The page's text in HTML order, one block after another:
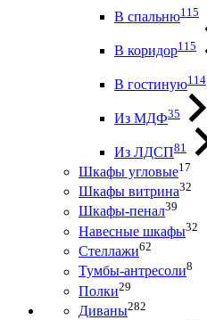
В спальню115
В коридор115
В гостиную114
Из МДФ35
Из ЛДСП81
Шкафы угловые17
Шкафы витрина32
Шкафы-пенал39
Навесные шкафы32
Стеллажи62
Тумбы-антресоли8
Полки29
Диваны282